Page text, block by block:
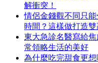
解衝突！
情侶金錢觀不同只
時間？這樣做打造
東大急診名醫寫給
常領略生活的美好
為什麼吃完甜食更